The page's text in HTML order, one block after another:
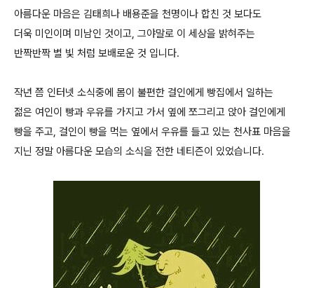
아름다운 마음은 김태희나 배용준을 천명이나 합친 것 보다도
더욱 미인이며 미남인 것이고, 그야말로 이 세상을 밝혀주는
반짝반짝 별 빛 처럼 보배로운 것 입니다.
작년 쯤 인터넷 소식중에 몸이 불편한 걸인에게 빵집에서 일하는
젊은 여인이 빵과 우유를 가지고 가서 옆에 쪼그리고 앉아 걸인에게
빵을 주고, 걸인이 빵을 먹는 옆에서 우유를 들고 있는 천사표 마음을
지닌 정말 아름다운 모습의 소식을 전한 네티즌이 있었습니다.